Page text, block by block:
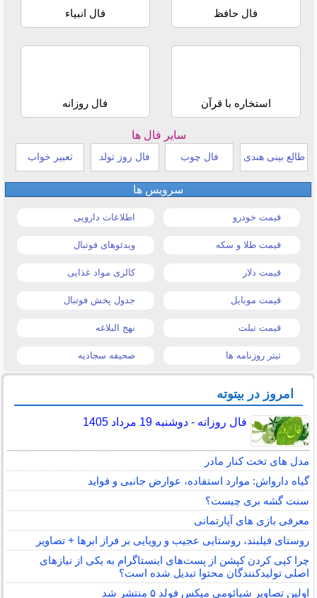
فال حافظ فال انبیاء
استخاره با قرآن فال روزانه
سایر فال ها
طالع بینی هندی فال چوب فال روز تولد تعبیر خواب
سرویس ها
قیمت خودرو اطلاعات دارویی
قیمت طلا و سکه ویدئوهای فوتبال
قیمت دلار کالری مواد غذایی
قیمت موبایل جدول پخش فوتبال
قیمت تبلت نهج البلاغه
تیتر روزنامه ها صحیفه سجادیه
امروز در بیتوته
فال روزانه - دوشنبه 19 مرداد 1405
مدل های تخت کنار مادر
گیاه دارواش: موارد استفاده، عوارض جانبی و فواید
سنت گشه بری چیست؟
معرفی بازی های آپارتمانی
روستای فیلبند، روستایی عجیب و رویایی بر فراز ابرها + تصاویر
چرا کپی کردن کپشن از پست‌های اینستاگرام به یکی از نیازهای
اصلی تولیدکنندگان محتوا تبدیل شده است؟
اولین تصاویر شیائومی میکس فولد ۵ منتشر شد